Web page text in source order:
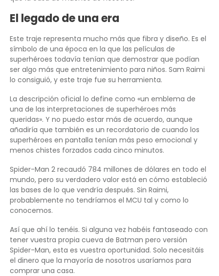
El legado de una era
Este traje representa mucho más que fibra y diseño. Es el
símbolo de una época en la que las películas de
superhéroes todavía tenían que demostrar que podían
ser algo más que entretenimiento para niños. Sam Raimi
lo consiguió, y este traje fue su herramienta.
La descripción oficial lo define como «un emblema de
una de las interpretaciones de superhéroes más
queridas». Y no puedo estar más de acuerdo, aunque
añadiría que también es un recordatorio de cuando los
superhéroes en pantalla tenían más peso emocional y
menos chistes forzados cada cinco minutos.
Spider-Man 2 recaudó 784 millones de dólares en todo el
mundo, pero su verdadero valor está en cómo estableció
las bases de lo que vendría después. Sin Raimi,
probablemente no tendríamos el MCU tal y como lo
conocemos.
Así que ahí lo tenéis. Si alguna vez habéis fantaseado con
tener vuestra propia cueva de Batman pero versión
Spider-Man, esta es vuestra oportunidad. Solo necesitáis
el dinero que la mayoría de nosotros usaríamos para
comprar una casa.